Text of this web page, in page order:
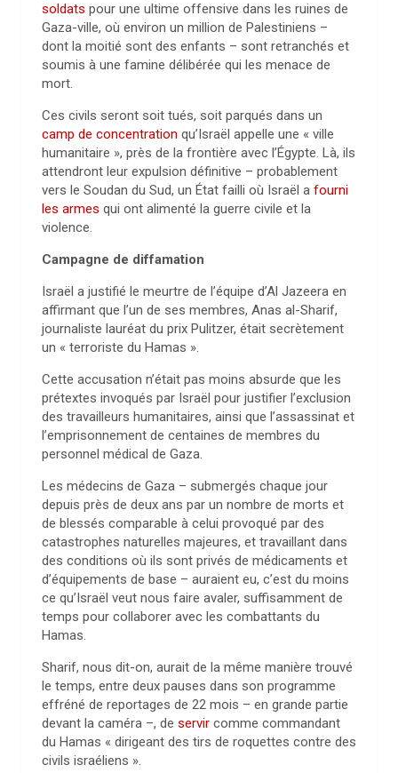
soldats pour une ultime offensive dans les ruines de
Gaza-ville, où environ un million de Palestiniens –
dont la moitié sont des enfants – sont retranchés et
soumis à une famine délibérée qui les menace de
mort.
Ces civils seront soit tués, soit parqués dans un
camp de concentration qu’Israël appelle une « ville
humanitaire », près de la frontière avec l’Égypte. Là, ils
attendront leur expulsion définitive – probablement
vers le Soudan du Sud, un État failli où Israël a fourni
les armes qui ont alimenté la guerre civile et la
violence.
Campagne de diffamation
Israël a justifié le meurtre de l’équipe d’Al Jazeera en
affirmant que l’un de ses membres, Anas al-Sharif,
journaliste lauréat du prix Pulitzer, était secrètement
un « terroriste du Hamas ».
Cette accusation n’était pas moins absurde que les
prétextes invoqués par Israël pour justifier l’exclusion
des travailleurs humanitaires, ainsi que l’assassinat et
l’emprisonnement de centaines de membres du
personnel médical de Gaza.
Les médecins de Gaza – submergés chaque jour
depuis près de deux ans par un nombre de morts et
de blessés comparable à celui provoqué par des
catastrophes naturelles majeures, et travaillant dans
des conditions où ils sont privés de médicaments et
d’équipements de base – auraient eu, c’est du moins
ce qu’Israël veut nous faire avaler, suffisamment de
temps pour collaborer avec les combattants du
Hamas.
Sharif, nous dit-on, aurait de la même manière trouvé
le temps, entre deux pauses dans son programme
effréné de reportages de 22 mois – en grande partie
devant la caméra –, de servir comme commandant
du Hamas « dirigeant des tirs de roquettes contre des
civils israéliens ».